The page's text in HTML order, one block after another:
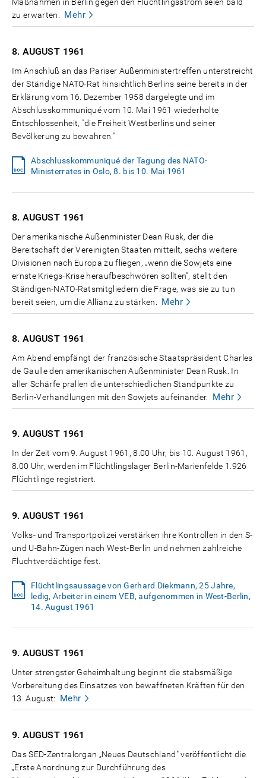
zu erwarten.
Mehr
8. AUGUST 1961
Im Anschluß an das Pariser Außenministertreffen unterstreicht
der Ständige NATO-Rat hinsichtlich Berlins seine bereits in der
Erklärung vom 16. Dezember 1958 dargelegte und im
Abschlusskommuniqué vom 10. Mai 1961 wiederholte
Entschlossenheit, "die Freiheit Westberlins und seiner
Bevölkerung zu bewahren."
Abschlusskommuniqué der Tagung des NATO-
Ministerrates in Oslo, 8. bis 10. Mai 1961
8. AUGUST 1961
Der amerikanische Außenminister Dean Rusk, der die
Bereitschaft der Vereinigten Staaten mitteilt, sechs weitere
Divisionen nach Europa zu fliegen, „wenn die Sowjets eine
ernste Kriegs-Krise heraufbeschwören sollten", stellt den
Ständigen-NATO-Ratsmitgliedern die Frage, was sie zu tun
bereit seien, um die Allianz zu stärken.
Mehr
8. AUGUST 1961
Am Abend empfängt der französische Staatspräsident Charles
de Gaulle den amerikanischen Außenminister Dean Rusk. In
aller Schärfe prallen die unterschiedlichen Standpunkte zu
Berlin-Verhandlungen mit den Sowjets aufeinander.
Mehr
9. AUGUST 1961
In der Zeit vom 9. August 1961, 8.00 Uhr, bis 10. August 1961,
8.00 Uhr, werden im Flüchtlingslager Berlin-Marienfelde 1.926
Flüchtlinge registriert.
9. AUGUST 1961
Volks- und Transportpolizei verstärken ihre Kontrollen in den S-
und U-Bahn-Zügen nach West-Berlin und nehmen zahlreiche
Fluchtverdächtige fest.
Flüchtlingsaussage von Gerhard Diekmann, 25 Jahre,
ledig, Arbeiter in einem VEB, aufgenommen in West-Berlin,
14. August 1961
9. AUGUST 1961
Unter strengster Geheimhaltung beginnt die stabsmäßige
Vorbereitung des Einsatzes von bewaffneten Kräften für den
13. August:
Mehr
9. AUGUST 1961
Das SED-Zentralorgan „Neues Deutschland" veröffentlicht die
„Erste Anordnung zur Durchführung des